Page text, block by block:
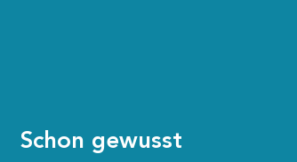
Schon gewusst